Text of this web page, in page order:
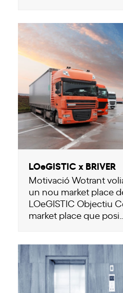
LOeGISTIC x BRIVER
Motivació Wotrant
un nou market place
LOeGISTIC Objectiu
market place que posi…